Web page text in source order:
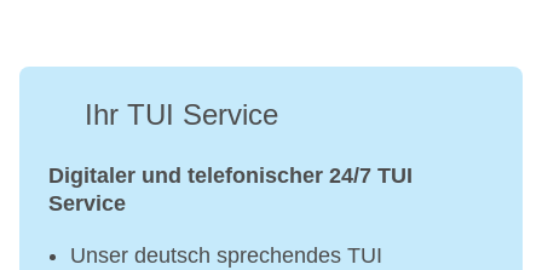
Ihr TUI Service
Digitaler und telefonischer 24/7 TUI
Service
Unser deutsch sprechendes TUI